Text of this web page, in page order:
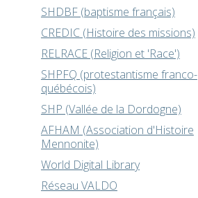
SHDBF (baptisme français)
CREDIC (Histoire des missions)
RELRACE (Religion et 'Race')
SHPFQ (protestantisme franco-
québécois)
SHP (Vallée de la Dordogne)
AFHAM (Association d'Histoire
Mennonite)
World Digital Library
Réseau VALDO